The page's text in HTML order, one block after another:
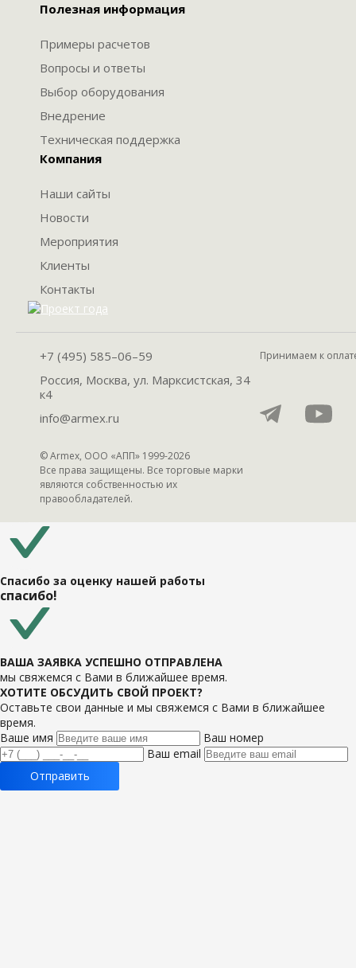
Полезная информация
Примеры расчетов
Вопросы и ответы
Выбор оборудования
Внедрение
Техническая поддержка
Компания
Наши сайты
Новости
Мероприятия
Клиенты
Контакты
+7 (495) 585–06–59
Россия, Москва, ул. Марксистская, 34
к4
info@armex.ru
© Armex, ООО «АПП» 1999-2026
Все права защищены. Все торговые марки
являются собственностью их
правообладателей.
Принимаем к
Спасибо за оценку нашей работы
спасибо!
ВАША ЗАЯВКА УСПЕШНО ОТПРАВЛЕНА
мы свяжемся с Вами в ближайшее время.
ХОТИТЕ ОБСУДИТЬ СВОЙ ПРОЕКТ?
Оставьте свои данные и мы свяжемся с Вами в ближайшее
время.
Ваше имя
Ваш номер
Ваш email
Отправить